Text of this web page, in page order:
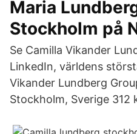
Maria
Stockholm på
Se Camilla Vikander
LinkedIn, världens
Vikander Lundberg
Stockholm, Sverige 312